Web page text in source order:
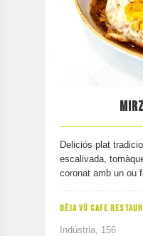
Deliciós plat
escalivada,
coronat amb un ou
DÈJA VÚ CAFE
Indústria, 156